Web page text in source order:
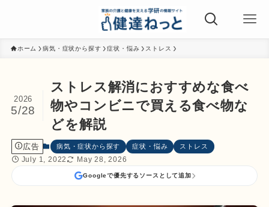
ホーム 病気・症状から探す 症状・悩み ストレス
ストレス解消におすすめな食べ
物やコンビニで買える食べ物な
どを解説
2026
5/28
広告 病気・症状から探す 症状・悩み ストレス
July 1, 2022 May 28, 2026
Googleで優先するソースとして追加